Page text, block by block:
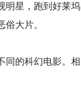
明星，跑到好莱
大片。
的科幻电影。相